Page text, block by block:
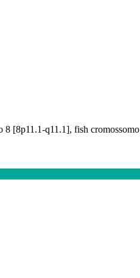
[8p11.1-q11.1], fish